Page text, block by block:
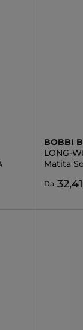
BOBBI
LONG-
Matita
Da